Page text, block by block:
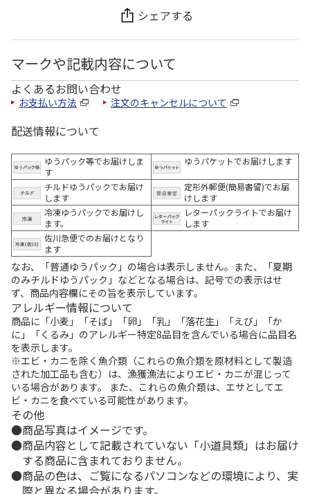
シェアする
マークや記載内容について
よくあるお問い合わせ
お支払い方法 注文のキャンセルについて
配送情報について
ゆうパック等でお届けしま
す
ゆうパケットでお届けします
チルドゆうパックでお届け
します
定形外郵便(簡易書留)でお届
けします
冷凍ゆうパックでお届けし
ます。
レターパックライトでお届け
します
佐川急便でのお届けとなり
ます
なお、「普通ゆうパック」の場合は表示しません。また、「夏期
のみチルドゆうパック」などとなる場合は、記号での表示はせ
ず、商品内容欄にその旨を表示しています。
アレルギー情報について
商品に「小麦」「そば」「卵」「乳」「落花生」「えび」「か
に」「くるみ」のアレルギー特定8品目を含んでいる場合に品目名
を表示します。
※エビ・カニを除く魚介類（これらの魚介類を原材料として製造
された加工品も含む）は、漁獲漁法によりエビ・カニが混じって
いる場合があります。 また、これらの魚介類は、エサとしてエ
ビ・カニを食べている可能性があります。
その他
商品写真はイメージです。
商品内容として記載されていない「小道具類」はお届け
する商品に含まれておりません。
商品の色は、ご覧になるパソコンなどの環境により、実
際と異なる場合があります。